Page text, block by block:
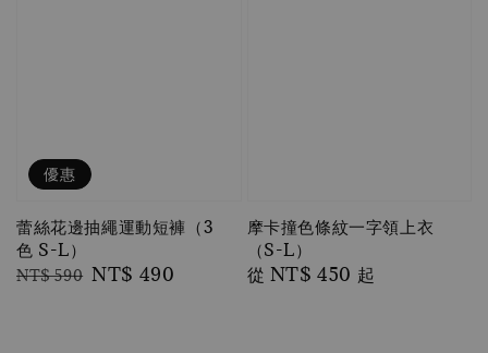
優惠
蕾絲花邊抽繩運動短褲（3
色 S-L）
Regular
NT$ 590 Sale
NT$ 490
摩卡撞色條紋一字領上衣
（S-L）
Regular
從 NT$ 450 起